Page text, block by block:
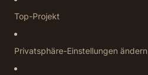
Top-Projekt
Privatsphäre-Einstellungen ändern